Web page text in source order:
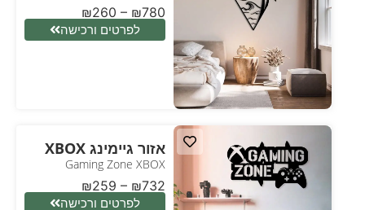
₪260 – ₪780
לפרטים ורכישה
אזור גיימינג XBOX
Gaming Zone XBOX
₪259 – ₪732
לפרטים ורכישה